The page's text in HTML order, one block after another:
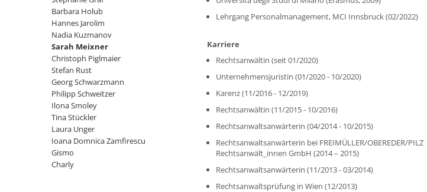
Barbara Holub
Hannes Jarolim
Nadia Kuzmanov
Sarah Meixner
Christoph Piglmaier
Stefan Rust
Georg Schwarzmann
Philipp Schweitzer
Ilona Smoley
Tina Stückler
Laura Unger
Ioana Domnica Zamfirescu
Gismo
Charly
Lehrgang Personalmanagement, MCI Innsbruck (02/2022)
Karriere
Rechtsanwältin (seit 01/2020)
Unternehmensjuristin (01/2020 - 10/2020)
Karenz (11/2016 - 12/2019)
Rechtsanwältin (11/2015 - 10/2016)
Rechtsanwaltsanwärterin (04/2014 - 10/2015)
Rechtsanwaltsanwärterin bei FREIMÜLLER/OBEREDER/PILZ
Rechtsanwält_innen GmbH (2014 – 2015)
Rechtsanwaltsanwärterin (11/2013 - 03/2014)
Rechtsanwaltsprüfung in Wien (12/2013)